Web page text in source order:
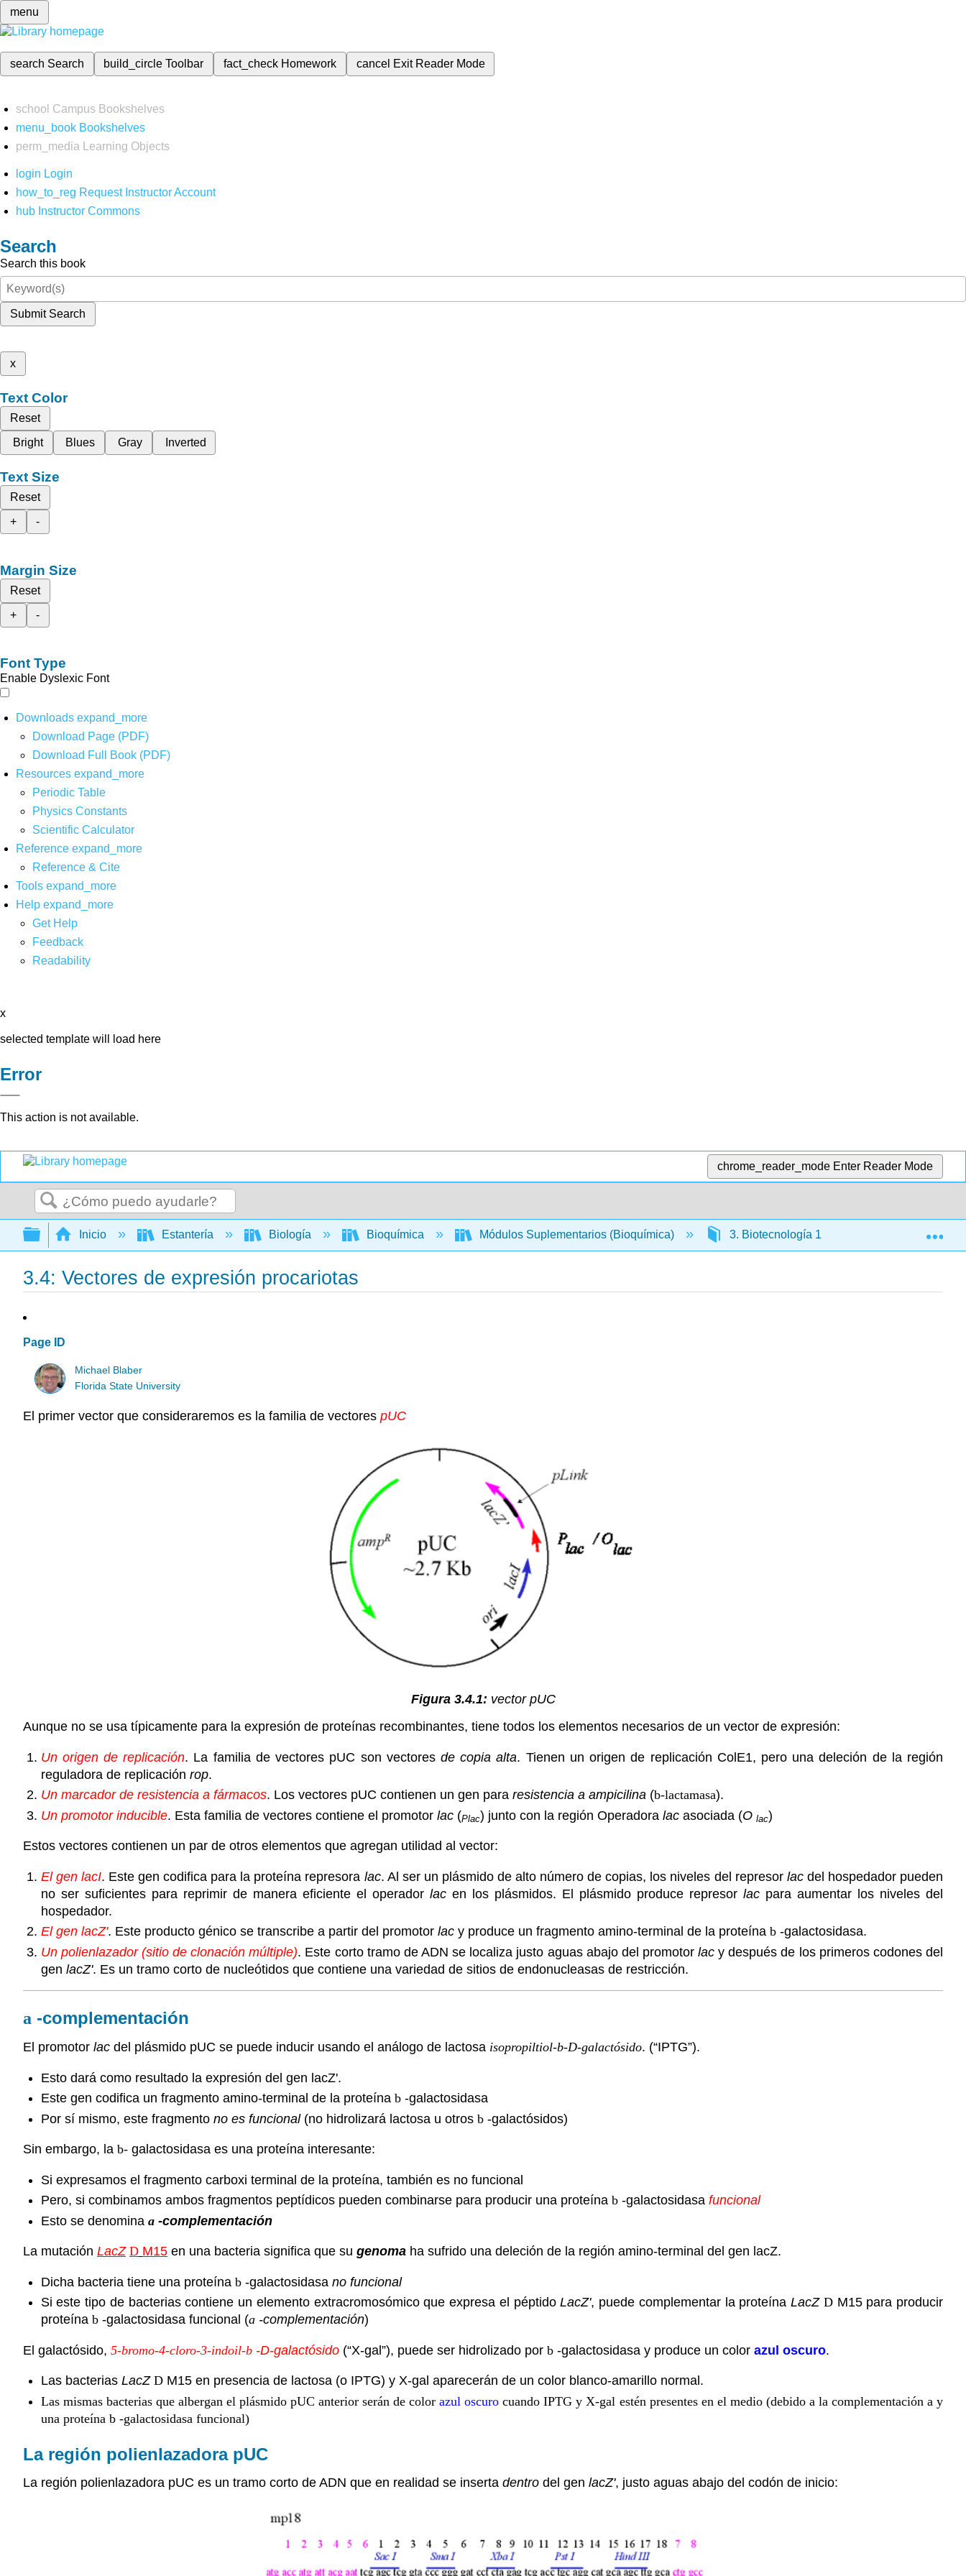
menu
search Search build_circleToolbar fact_check Homework cancel Exit Reader Mode
school Campus Bookshelves
menu_book Bookshelves
perm_media
Learning Objects
login Login
how_to_reg Request Instructor Account
hub Instructor Commons
Search
Search this book
Submit Search
x
Text Color
Reset
Bright
Blues Gray Inverted
Text Size
Reset
+
-
Margin Size
Reset
+
-
Font Type
Enable Dyslexic Font
Downloads expand_more
Download Page (PDF)
Download Full Book (PDF)
Resources expand_more
Periodic Table
Physics Constants
Scientific Calculator
Reference expand_more
Reference & Cite
Tools expand_more
Help expand_more
Get Help
Feedback
Readability
x
selected template will load here
Error
This action is not available.
chrome_reader_mode Enter Reader Mode
Buscar
Expandir/contraer jerarquía global
Inicio Estantería Biología Bioquímica Módulos Suplementarios (Bioquímica) 3. Biotecnología 1 3.4: Vectores de
3.4: Vectores de expresión procariotas
Page ID
Michael Blaber
Florida State University
El primer vector que consideraremos es la familia de vectores pUC
Figura 3.4.1: vector pUC
Aunque no se usa típicamente para la expresión de proteínas recombinantes, tiene todos los elementos necesarios de un vector de expresión:
Un origen de replicación. La familia de vectores pUC son vectoresde copia alta. Tienen un origen de replicación ColE1, pero una deleción de la región
reguladora de replicación rop.
Un marcador de resistencia a fármacos. Los vectores pUC contienen un gen para resistencia a ampicilina(b-lactamasa).
Un promotor inducible. Esta familia de vectores contiene el promotor lac(Plac) junto con la región Operadora lacasociada (O lac)
Estos vectores contienen un par de otros elementos que agregan utilidad al vector:
El gen lacI. Este gen codifica para la proteína represora lac. Al ser un plásmido de alto número de copias, los niveles del represor lacdel hospedador pueden
no ser suficientes para reprimir de manera eficiente el operador lacen los plásmidos. El plásmido produce represor lacpara aumentar los niveles del
hospedador.
El gen lacZ'. Este producto génico se transcribe a partir del promotor lacy produce un fragmento amino-terminal de la proteína b-galactosidasa.
Un polienlazador (sitio de clonación múltiple). Este corto tramo de ADN se localiza justo aguas abajo del promotorlac y después de los primeros codones del
gen lacZ'. Es un tramo corto de nucleótidos que contiene una variedad de sitios de endonucleasas de restricción.
a -complementación
El promotor lac del plásmido pUC se puede inducir usando el análogo de lactosa isopropiltiol-b-D-galactósido. (“IPTG”).
Esto dará como resultado la expresión del gen lacZ'.
Este gen codifica un fragmento amino-terminal de la proteína b-galactosidasa
Por sí mismo, este fragmento no es funcional(no hidrolizará lactosa u otros b-galactósidos)
Sin embargo, la b- galactosidasa es una proteína interesante:
Si expresamos el fragmento carboxi terminal de la proteína, también es no funcional
Pero, si combinamos ambos fragmentos peptídicos pueden combinarse para producir una proteína b-galactosidasa funcional
Esto se denomina a-complementación
La mutación LacZ D M15 en una bacteria significa que su genoma ha sufrido una deleción de la región amino-terminal del gen lacZ.
Dicha bacteria tiene una proteína b-galactosidasa no funcional
Si este tipo de bacterias contiene un elemento extracromosómico que expresa el péptidoLacZ', puede complementar la proteínaLacZ DM15 para producir
proteína b-galactosidasa funcional (a-complementación)
El galactósido, 5-bromo-4-cloro-3-indoil-b -D-galactósido (“X-gal”), puede ser hidrolizado por b -galactosidasa y produce un color azul oscuro.
Las bacterias LacZ DM15 en presencia de lactosa (o IPTG) y X-gal aparecerán de un color blanco-amarillo normal.
Las mismas bacterias que albergan el plásmido pUC anterior serán de colorazul oscuro cuando IPTG y X-gal estén presentes en el medio (debido a la complementación a y
una proteína b-galactosidasa funcional)
La región polienlazadora pUC
La región polienlazadora pUC es un tramo corto de ADN que en realidad se inserta dentro del gen lacZ', justo aguas abajo del codón de inicio: